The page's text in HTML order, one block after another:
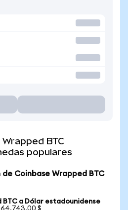
BTC
populares
Coinbase Wrapped BTC
BTC a Dólar estadounidense
64.743,00 $